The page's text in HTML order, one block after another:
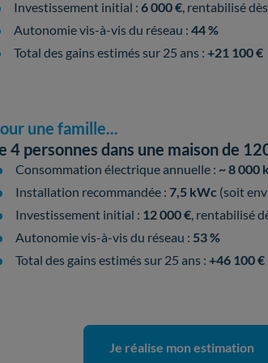
Investissement initial :6 000 €, rentabilisé
Autonomie vis-à-vis du réseau :44 %
Total des gains estimés sur 25 ans :+21 100 €
une famille...
4 personnes dans une maison de
Consommation électrique annuelle : ~ 8 000
Installation recommandée : 7,5 kWc (soit
Investissement initial : 12 000 €, rentabilisé
Autonomie vis-à-vis du réseau : 53 %
Total des gains estimés sur 25 ans : +46 100 €
Je réalise mon estimation